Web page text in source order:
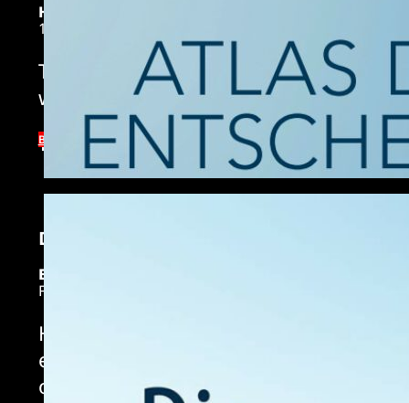
HARDCOVER EDITION
19,95 €
To commit oneself and to take a path
way there lie doubts, fear, inner
BUY NOW
DIE ENTSCHEIDUNGS-MATRIX
EBOOK / PAPERBACK
FROM €19.99
How do we manage to decide well in
easy and sometimes we get lost in
overwhelming techniques.